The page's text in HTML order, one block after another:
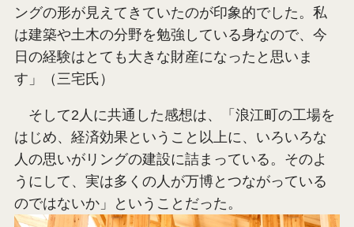
ングの形が見えてきていたのが印象的でした。私
は建築や土木の分野を勉強している身なので、今
日の経験はとても大きな財産になったと思いま
す」（三宅氏）
そして2人に共通した感想は、「浪江町の工場を
はじめ、経済効果ということ以上に、いろいろな
人の思いがリングの建設に詰まっている。そのよ
うにして、実は多くの人が万博とつながっている
のではないか」ということだった。